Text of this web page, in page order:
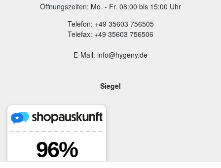
Öffnungszeiten: Mo. - Fr. 08:00 bis 15:00 Uhr
Telefon: +49 35603 756505
Telefax: +49 35603 756506
E-Mail: info@hygeny.de
Siegel